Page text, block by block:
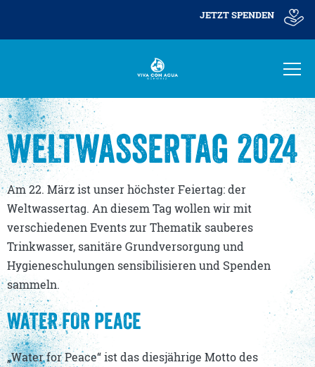
JETZT SPENDEN
WELTWASSERTAG 2024
Am 22. März ist unser höchster Feiertag: der
Weltwassertag. An diesem Tag wollen wir mit
verschiedenen Events zur Thematik sauberes
Trinkwasser, sanitäre Grundversorgung und
Hygieneschulungen sensibilisieren und Spenden
sammeln.
WATER FOR PEACE
„Water for Peace“ ist das diesjährige Motto des